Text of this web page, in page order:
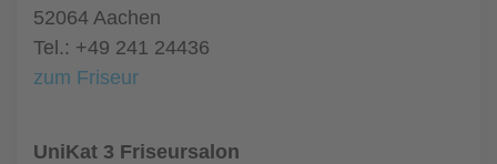
52064 Aachen
Tel.: +49 241 24436
zum Friseur
UniKat 3 Friseursalon